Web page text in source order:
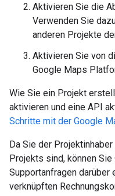
Aktivieren Sie die
Verwenden Sie
anderen Projekte
Aktivieren Sie von
Google Maps
Wie Sie ein Projekt
aktivieren und eine API
Schritte mit der Google
Da Sie der
Projekts sind, können
Supportanfragen darüber
verknüpften